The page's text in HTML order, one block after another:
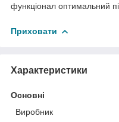
функціонал оптимальний
Приховати
Характеристики
Основні
Виробник